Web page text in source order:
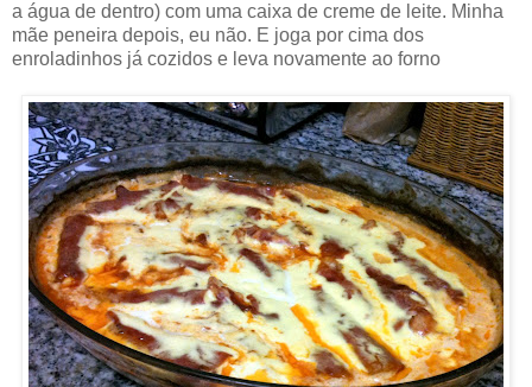
a água de dentro) com uma caixa de creme de leite. Minha
mãe peneira depois, eu não. E joga por cima dos
enroladinhos já cozidos e leva novamente ao forno